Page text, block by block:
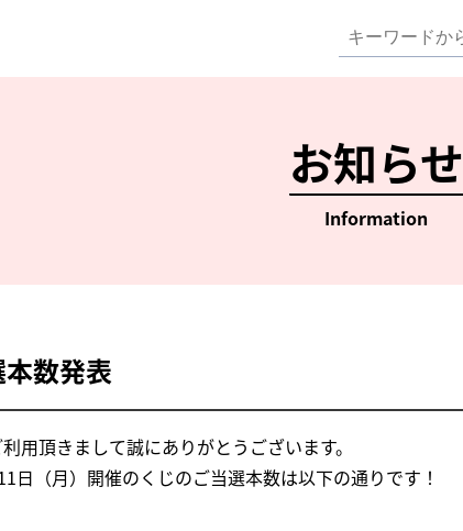
お知らせ
Information
数発表
用頂きまして誠にありがとうございます。
日（月）開催のくじのご当選本数は以下の通りです！